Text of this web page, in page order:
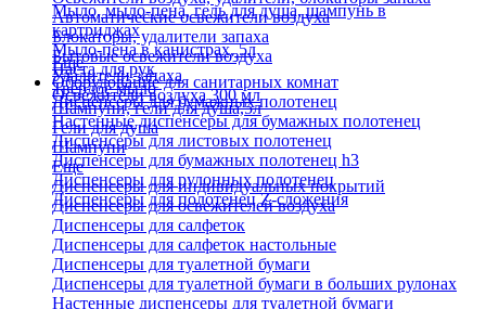
Мыло, мыло-пена, гель для душа, шампунь в
картриджах
Мыло-пена в канистрах, 5л
Паста для рук
Твердое мыло
Шампуни, гели для душа,5л
Гели для душа
Шампуни
Автоматические освежители воздуха
Блокаторы, удалители запаха
Бытовые освежители воздуха
Удалители запаха
Освежители воздуха 300 мл
Еще
Оборудование для санитарных комнат
Диспенсеры для бумажных полотенец
Настенные диспенсеры для бумажных полотенец
Диспенсеры для листовых полотенец
Диспенсеры для бумажных полотенец h3
Диспенсеры для рулонных полотенец
Диспенсеры для полотенец Z-сложения
Еще
Диспенсеры для индивидуальных покрытий
Диспенсеры для освежителей воздуха
Диспенсеры для салфеток
Диспенсеры для салфеток настольные
Диспенсеры для туалетной бумаги
Диспенсеры для туалетной бумаги в больших рулонах
Настенные диспенсеры для туалетной бумаги